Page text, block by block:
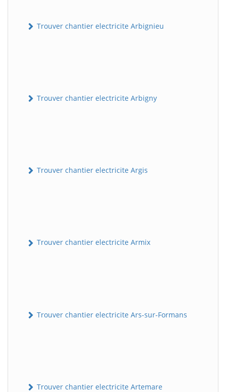
Trouver chantier electricite Arbignieu
Trouver chantier electricite Arbigny
Trouver chantier electricite Argis
Trouver chantier electricite Armix
Trouver chantier electricite Ars-sur-Formans
Trouver chantier electricite Artemare